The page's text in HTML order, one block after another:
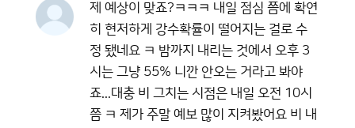
제 예상이 맞죠?ㅋㅋㅋ 내일 점심 쯤에 확연
히 현저하게 강수확률이 떨어지는 걸로 수
정 됐네요 ㅋ 밤까지 내리는 것에서 오후 3
시는 그냥 55% 니깐 안오는 거라고 봐야
죠...대충 비 그치는 시점은 내일 오전 10시
쯤 ㅋ 제가 주말 예보 많이 지켜봤어요 비 내